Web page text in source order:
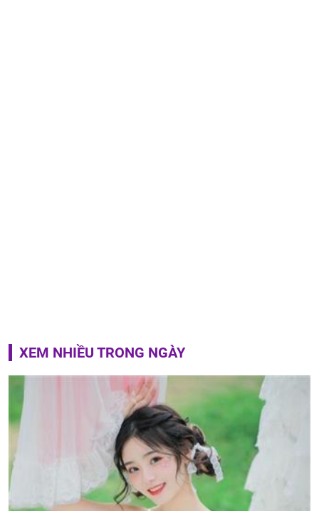
XEM NHIỀU TRONG NGÀY